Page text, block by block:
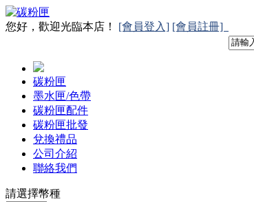
您好，歡迎光臨本店！ [會員登入] [會員註冊]
碳粉匣
墨水匣/色帶
碳粉匣配件
碳粉匣批發
兌換禮品
公司介紹
聯絡我們
請選擇幣種